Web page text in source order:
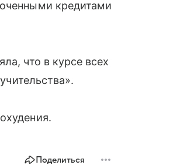
кредитами
что в курсе всех
Поделиться